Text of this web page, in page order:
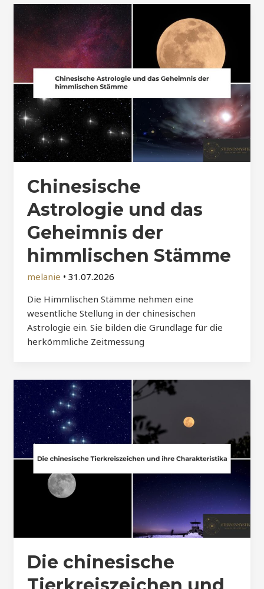
Chinesische
Astrologie und das
Geheimnis der
himmlischen Stämme
melanie • 31.07.2026
Die Himmlischen Stämme nehmen eine
wesentliche Stellung in der chinesischen
Astrologie ein. Sie bilden die Grundlage für die
herkömmliche Zeitmessung
Die chinesische